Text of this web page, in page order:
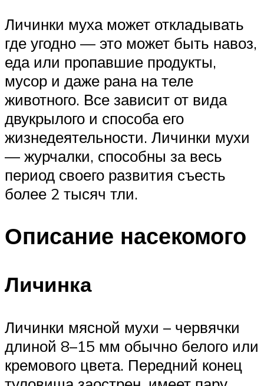
Личинки муха может откладывать
где угодно — это может быть навоз,
еда или пропавшие продукты,
мусор и даже рана на теле
животного. Все зависит от вида
двукрылого и способа его
жизнедеятельности. Личинки мухи
— журчалки, способны за весь
период своего развития съесть
более 2 тысяч тли.
Описание насекомого
Личинка
Личинки мясной мухи – червячки
длиной 8–15 мм обычно белого или
кремового цвета. Передний конец